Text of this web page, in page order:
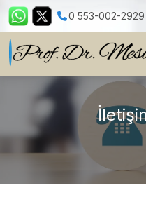
0 553-002-2929